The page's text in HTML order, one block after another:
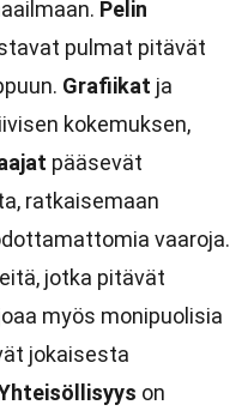
Pelin
pulmat pitävät
Grafiikat ja
kokemuksen,
pääsevät
ratkaisemaan
vaaroja.
jotka pitävät
myös monipuolisia
jokaisesta
on